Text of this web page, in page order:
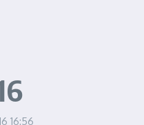
16:56